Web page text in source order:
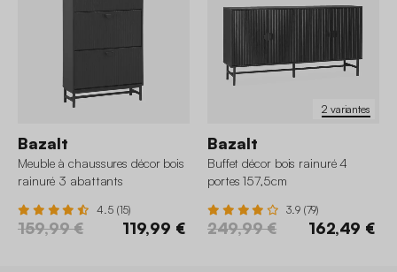
Bazalt
Meuble à chaussures décor bois
rainuré 3 abattants
4.5 (15)
159,99 € 119,99 €
2 variantes
Bazalt
Buffet décor bois rainuré 4
portes 157,5cm
3.9 (79)
249,99 € 162,49 €